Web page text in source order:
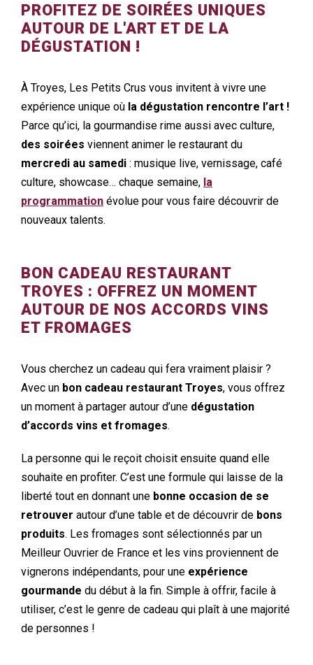
PROFITEZ DE SOIRÉES UNIQUES
AUTOUR DE L'ART ET DE LA
DÉGUSTATION !
À Troyes, Les Petits Crus vous invitent à vivre une
expérience unique où la dégustation rencontre l’art !
Parce qu’ici, la gourmandise rime aussi avec culture,
des soirées viennent animer le restaurant du
mercredi au samedi : musique live, vernissage, café
culture, showcase… chaque semaine, la
programmation évolue pour vous faire découvrir de
nouveaux talents.
BON CADEAU RESTAURANT
TROYES : OFFREZ UN MOMENT
AUTOUR DE NOS ACCORDS VINS
ET FROMAGES
Vous cherchez un cadeau qui fera vraiment plaisir ?
Avec un bon cadeau restaurant Troyes, vous offrez
un moment à partager autour d’une dégustation
d’accords vins et fromages.
La personne qui le reçoit choisit ensuite quand elle
souhaite en profiter. C’est une formule qui laisse de la
liberté tout en donnant une bonne occasion de se
retrouver autour d’une table et de découvrir de bons
produits. Les fromages sont sélectionnés par un
Meilleur Ouvrier de France et les vins proviennent de
vignerons indépendants, pour une expérience
gourmande du début à la fin. Simple à offrir, facile à
utiliser, c’est le genre de cadeau qui plaît à une majorité
de personnes !